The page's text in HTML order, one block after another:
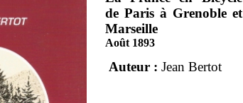
de Paris à Grenoble et
Marseille
Août 1893
Auteur : Jean Bertot